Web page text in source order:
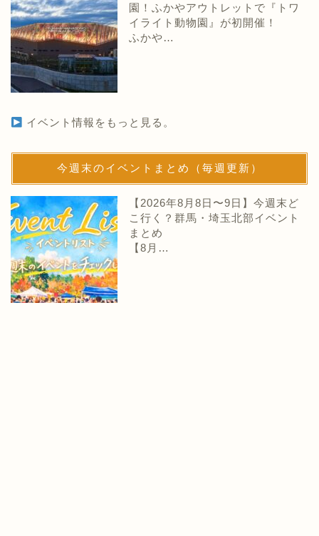
園！ふかやアウトレットで『トワ
イライト動物園』が初開催！
ふかや…
イベント情報をもっと見る。
今週末のイベントまとめ（毎週更新）
【2026年8月8日〜9日】今週末ど
こ行く？群馬・埼玉北部イベント
まとめ
【8月…